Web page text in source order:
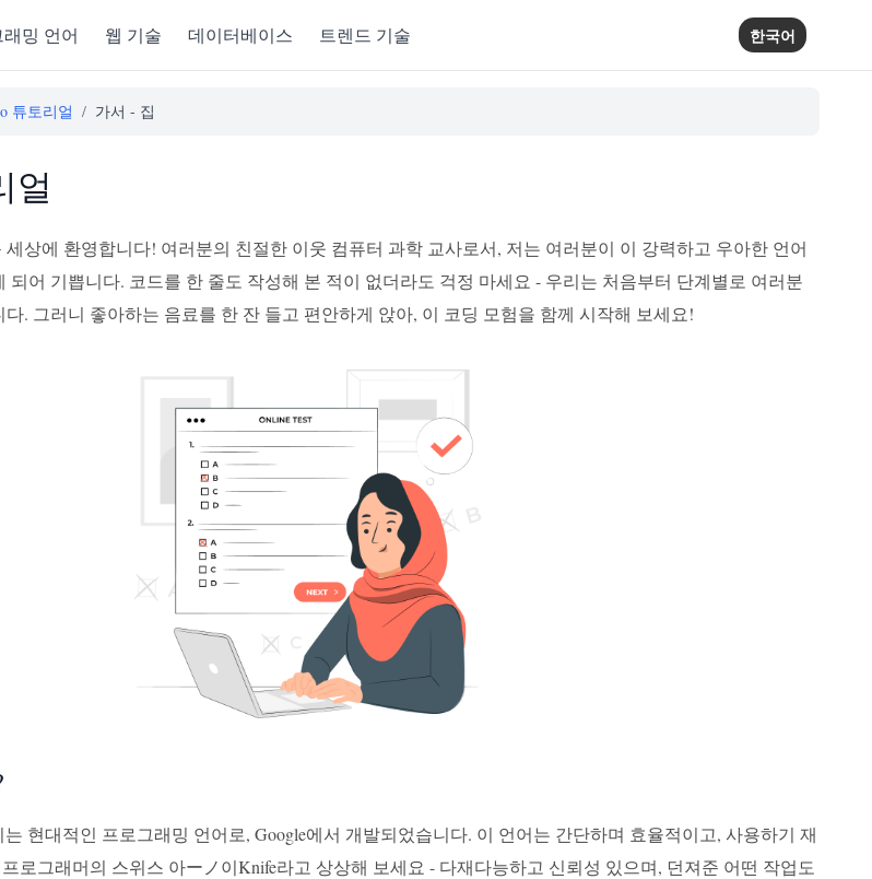
밍 언어 웹 기술 데이터베이스 트렌드 기술 한국어
튜토리얼 / 가서 - 집
얼
상에 환영합니다! 여러분의 친절한 이웃 컴퓨터 과학 교사로서, 저는 여러분이 이 강력하고 우아한 언어
되어 기쁩니다. 코드를 한 줄도 작성해 본 적이 없더라도 걱정 마세요 - 우리는 처음부터 단계별로 여러분
. 그러니 좋아하는 음료를 한 잔 들고 편안하게 앉아, 이 코딩 모험을 함께 시작해 보세요!
는 현대적인 프로그래밍 언어로, Google에서 개발되었습니다. 이 언어는 간단하며 효율적이고, 사용하기 재
로그래머의 스위스 아ーノ이Knife라고 상상해 보세요 - 다재다능하고 신뢰성 있으며, 던져준 어떤 작업도